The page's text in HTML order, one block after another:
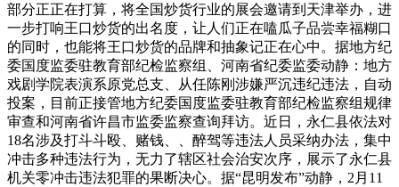
部分正正在打算，将全国炒货行业的展会邀请到天津举办，进
一步打响王口炒货的出名度，让人们正在嗑瓜子品尝幸福糊口
的同时，也能将王口炒货的品牌和抽象记正在心中。据地方纪
委国度监委驻教育部纪检监察组、河南省纪委监委动静：地方
戏剧学院表演系原党总支、从任陈刚涉嫌严沉违纪违法，自动
投案，目前正接管地方纪委国度监委驻教育部纪检监察组规律
审查和河南省许昌市监委监察查询拜访。近日，永仁县依法对
18名涉及打斗斗殴、赌钱、、醉驾等违法人员采纳办法，集中
冲击多种违法行为，无力了辖区社会治安次序，展示了永仁县
机关零冲击违法犯罪的果断决心。据“昆明发布”动静，2月11